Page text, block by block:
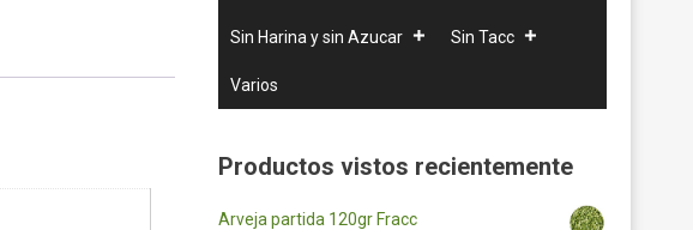
Sin Harina y sin Azucar Sin Tacc
Varios
Productos vistos recientemente
Arveja partida 120gr Fracc